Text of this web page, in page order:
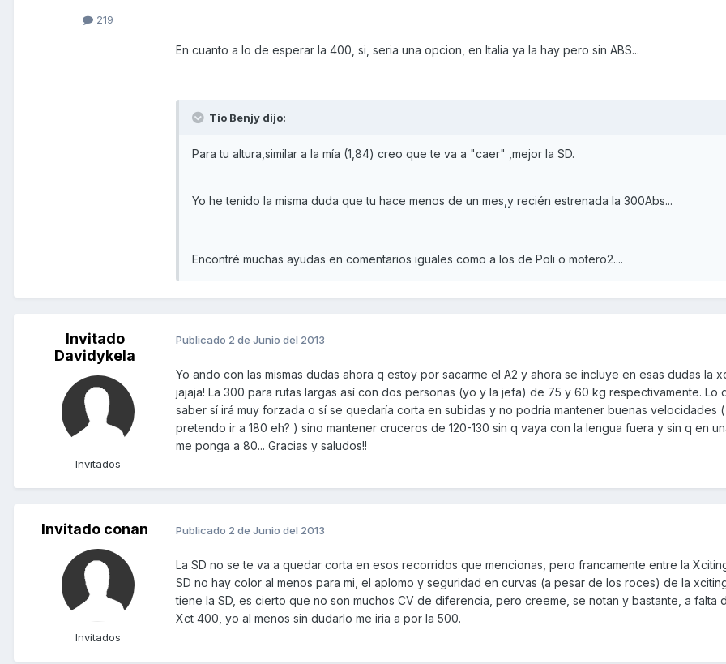
219
En cuanto a lo de esperar la 400, si, seria una opcion, en Italia ya la hay pero sin ABS...
Tio Benjy dijo:
Para tu altura,similar a la mía (1,84) creo que te va a "caer" ,mejor la SD.
Yo he tenido la misma duda que tu hace menos de un mes,y recién estrenada la 300Abs...
Encontré muchas ayudas en comentarios iguales como a los de Poli o motero2....
Invitado
Davidykela
Invitados
Publicado 2 de Junio del 2013
Yo ando con las mismas dudas ahora q estoy por sacarme el A2 y ahora se incluye en esas dudas la
jajaja! La 300 para rutas largas así con dos personas (yo y la jefa) de 75 y 60 kg respectivamente. Lo
saber sí irá muy forzada o sí se quedaría corta en subidas y no podría mantener buenas velocidades
pretendo ir a 180 eh? ) sino mantener cruceros de 120-130 sin q vaya con la lengua fuera y sin q en
me ponga a 80... Gracias y saludos!!
Invitado conan
Invitados
Publicado 2 de Junio del 2013
La SD no se te va a quedar corta en esos recorridos que mencionas, pero francamente entre la
SD no hay color al menos para mi, el aplomo y seguridad en curvas (a pesar de los roces) de la
tiene la SD, es cierto que no son muchos CV de diferencia, pero creeme, se notan y bastante, a falta
Xct 400, yo al menos sin dudarlo me iria a por la 500.